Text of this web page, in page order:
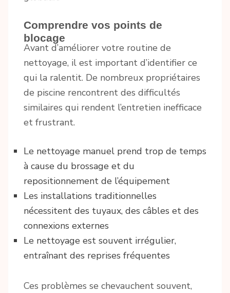
Comprendre vos points de
blocage
Avant d’améliorer votre routine de
nettoyage, il est important d’identifier ce
qui la ralentit. De nombreux propriétaires
de piscine rencontrent des difficultés
similaires qui rendent l’entretien inefficace
et frustrant.
Le nettoyage manuel prend trop de temps
à cause du brossage et du
repositionnement de l’équipement
Les installations traditionnelles
nécessitent des tuyaux, des câbles et des
connexions externes
Le nettoyage est souvent irrégulier,
entraînant des reprises fréquentes
Ces problèmes se chevauchent souvent,